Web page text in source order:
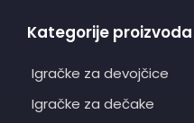
Kategorije proizvoda
Igračke za devojčice
Igračke za dečake